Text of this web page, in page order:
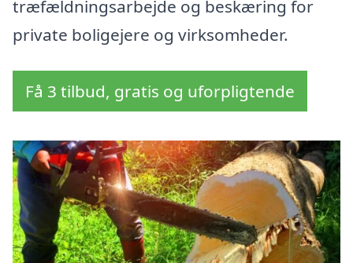
træfældningsarbejde og beskæring for
private boligejere og virksomheder.
Få 3 tilbud, gratis og uforpligtende